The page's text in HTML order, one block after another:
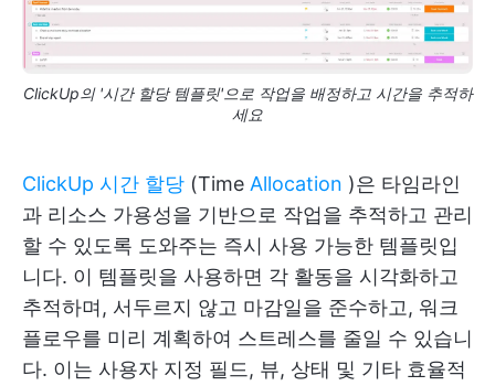
ClickUp의 '시간 할당 템플릿'으로 작업을 배정하고 시간을 추적하
세요
ClickUp 시간 할당 (Time Allocation )은 타임라인
과 리소스 가용성을 기반으로 작업을 추적하고 관리
할 수 있도록 도와주는 즉시 사용 가능한 템플릿입
니다. 이 템플릿을 사용하면 각 활동을 시각화하고
추적하며, 서두르지 않고 마감일을 준수하고, 워크
플로우를 미리 계획하여 스트레스를 줄일 수 있습니
다. 이는 사용자 지정 필드, 뷰, 상태 및 기타 효율적